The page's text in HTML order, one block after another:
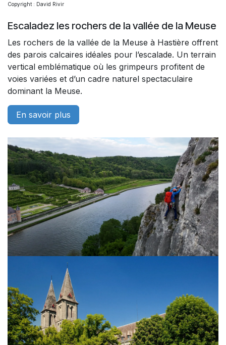
Copyright : David Rivir
Escaladez les rochers de la vallée de la Meuse
Les rochers de la vallée de la Meuse à Hastière offrent
des parois calcaires idéales pour l’escalade. Un terrain
vertical emblématique où les grimpeurs profitent de
voies variées et d’un cadre naturel spectaculaire
dominant la Meuse.
En savoir plus